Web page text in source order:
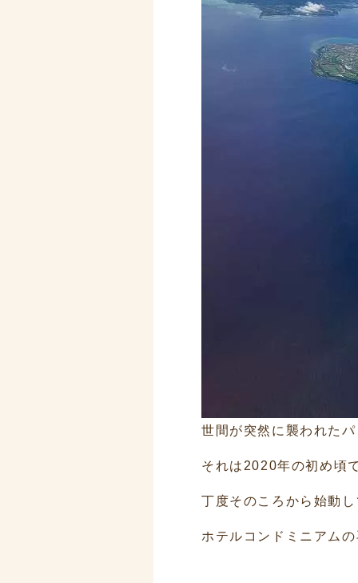
世間が突然に襲われた
それは2020年の初め頃
丁度そのころから始動
ホテルコンドミニアム